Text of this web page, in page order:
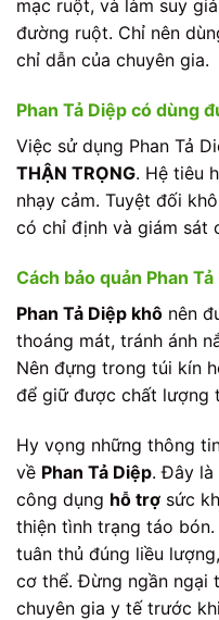
mạc ruột, và làm suy
đường ruột. Chỉ nên
chỉ dẫn của chuyên gia.
Phan Tả Diệp có dùng
Việc sử dụng Phan Tả
THẬN TRỌNG. Hệ tiêu
nhạy cảm. Tuyệt đối
có chỉ định và giám sát
Cách bảo quản Phan
Phan Tả Diệp khô nên
thoáng mát, tránh ánh
Nên đựng trong túi kín
để giữ được chất lượng
Hy vọng những thông
về Phan Tả Diệp. Đây là
công dụng hỗ trợ sức
thiện tình trạng táo
tuân thủ đúng liều
cơ thể. Đừng ngần ngại
chuyên gia y tế trước